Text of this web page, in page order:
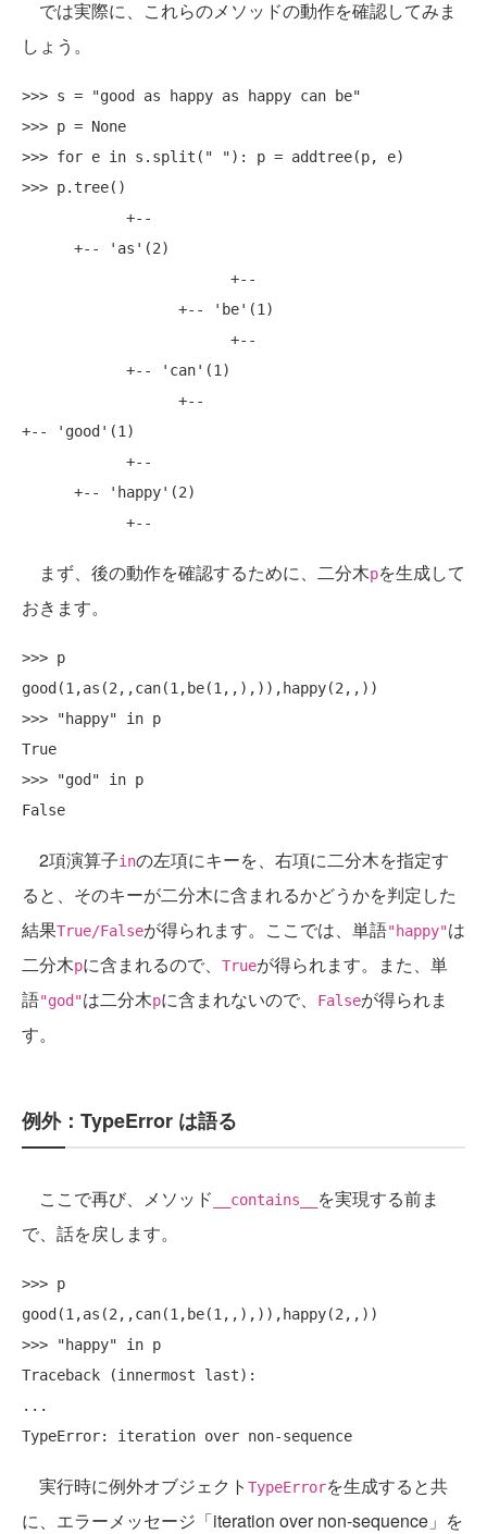
では実際に、これらのメソッドの動作を確認してみま
しょう。
>>> s = "good as happy as happy can be"
>>> p = None
>>> for e in s.split(" "): p = addtree(p, e)
>>> p.tree()
+-- 'good'(1)
まず、後の動作を確認するために、二分木pを生成して
おきます。
>>> p
good(1,as(2,,can(1,be(1,,),)),happy(2,,))
>>> "happy" in p
True
>>> "god" in p
2項演算子inの左項にキーを、右項に二分木を指定す
ると、そのキーが二分木に含まれるかどうかを判定した
結果True/Falseが得られます。ここでは、単語"happy"は
二分木pに含まれるので、 Trueが得られます。また、単
語"god"は二分木pに含まれないので、 Falseが得られま
す。
例外：TypeError は語る
ここで再び、メソッド __contains__
を実現する前ま
で、話を戻します。
>>> p
good(1,as(2,,can(1,be(1,,),)),happy(2,,))
>>> "happy" in p
Traceback (innermost last):
...
実行時に例外オブジェクト TypeErrorを生成すると共
に、エラーメッセージ「iteration over non-sequence」を